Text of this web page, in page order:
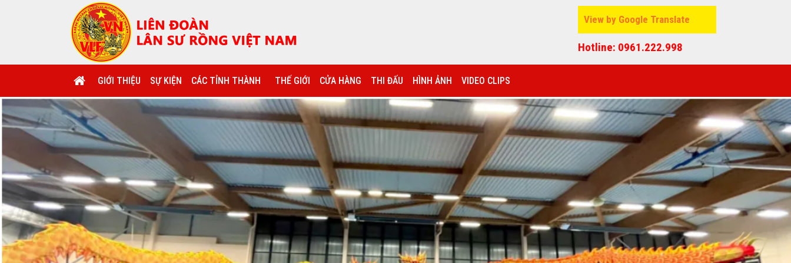
View by Google Translate
Hotline: 0961.222.998
GIỚI THIỆU SỰ KIỆN CÁC TỈNH THÀNH THẾ GIỚI CỬA HÀNG THI ĐẤU HÌNH ẢNH VIDEO CLIPS